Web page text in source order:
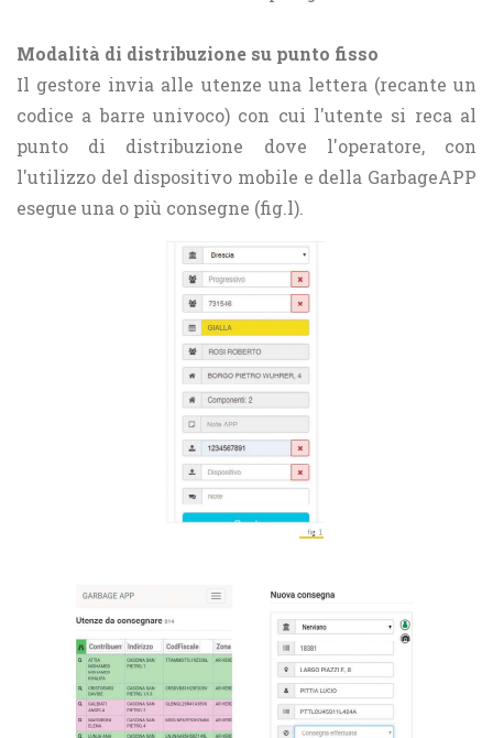
Modalità di distribuzione su punto fisso
Il gestore invia alle utenze una lettera (recante un
codice a barre univoco) con cui l'utente si reca al
punto di distribuzione dove l'operatore, con
l'utilizzo del dispositivo mobile e della GarbageAPP
esegue una o più consegne (fig.l).